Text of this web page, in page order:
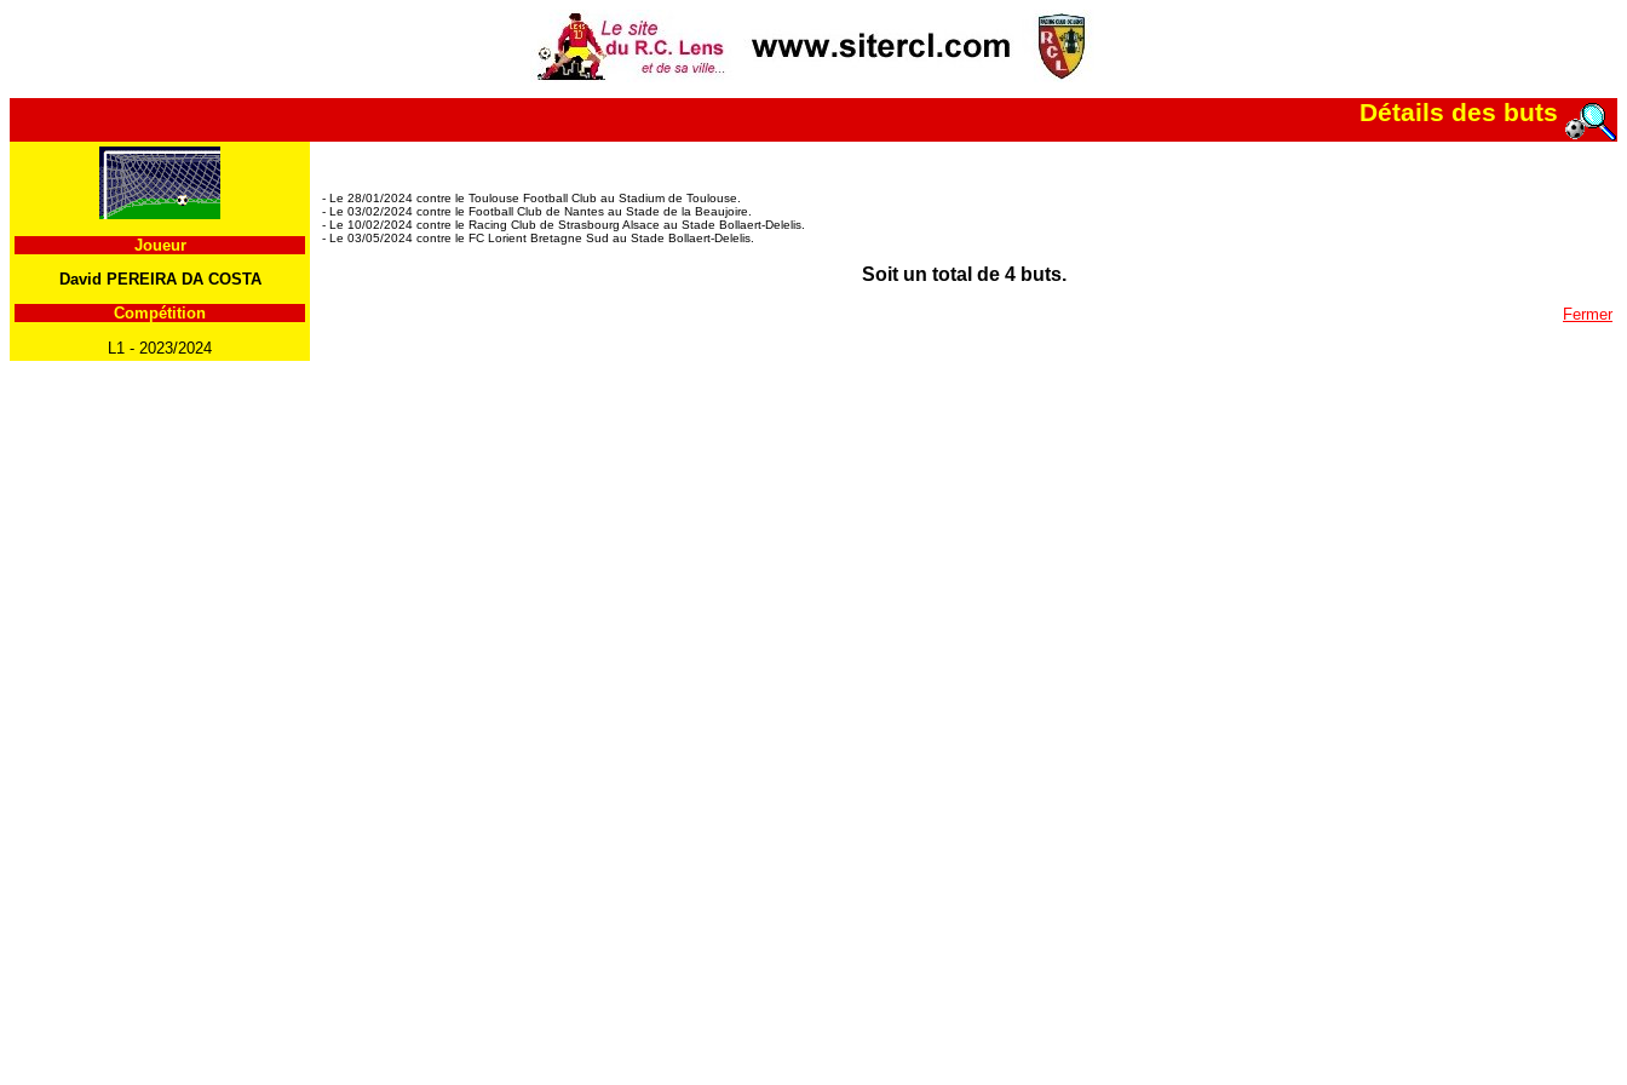
Détails des buts
Joueur
David PEREIRA DA COSTA
Compétition
L1 - 2023/2024
- Le 28/01/2024 contre le Toulouse Football Club au Stadium de Toulouse.
- Le 03/02/2024 contre le Football Club de Nantes au Stade de la Beaujoire.
- Le 10/02/2024 contre le Racing Club de Strasbourg Alsace au Stade Bollaert-Delelis.
- Le 03/05/2024 contre le FC Lorient Bretagne Sud au Stade Bollaert-Delelis.
Soit un total de 4 buts.
Fermer